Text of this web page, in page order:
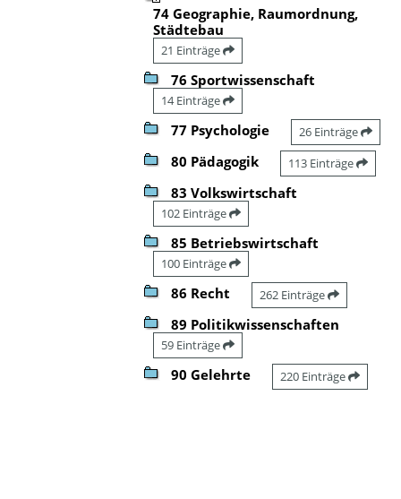
74 Geographie, Raumordnung,
Städtebau
21 Einträge
76 Sportwissenschaft
14 Einträge
77 Psychologie 26 Einträge
80 Pädagogik 113 Einträge
83 Volkswirtschaft
102 Einträge
85 Betriebswirtschaft
100 Einträge
86 Recht 262 Einträge
89 Politikwissenschaften
59 Einträge
90 Gelehrte 220 Einträge